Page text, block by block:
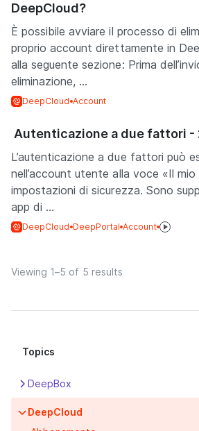
DeepCloud?
È possibile avviare il processo di
proprio account direttamente in
alla seguente sezione: Prima
eliminazione, ...
DeepCloud Account
Autenticazione a due fattori -
L’autenticazione a due fattori può
nell’account utente alla voce «Il
impostazioni di sicurezza. Sono
app di ...
DeepCloud DeepPortal Account
Viewing 1–5 of 5 results
Topics
DeepBox
DeepCloud